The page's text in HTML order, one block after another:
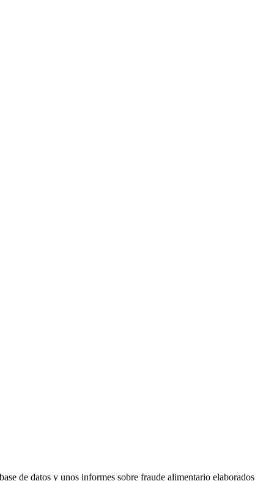
de datos y unos informes sobre fraude alimentario elaborados